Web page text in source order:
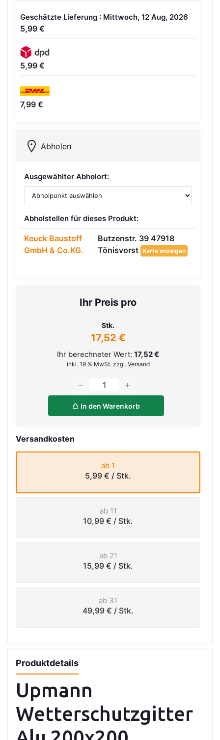
Geschätzte Lieferung : Mittwoch, 12 Aug, 2026
5,99 €
5,99 €
7,99 €
Abholen
Ausgewählter Abholort:
Abholstellen für dieses Produkt:
Keuck Baustoff
GmbH & Co.KG.
Butzenstr. 39 47918
Tönisvorst Karte anzeigen
Ihr Preis pro
Stk.
17,52 €
Ihr berechneter Wert: 17,52 €
inkl. 19 % MwSt. zzgl. Versand
In den Warenkorb
Versandkosten
ab 1
5,99 € / Stk.
ab 11
10,99 € / Stk.
ab 21
15,99 € / Stk.
ab 31
49,99 € / Stk.
Produktdetails
Upmann
Wetterschutzgitter